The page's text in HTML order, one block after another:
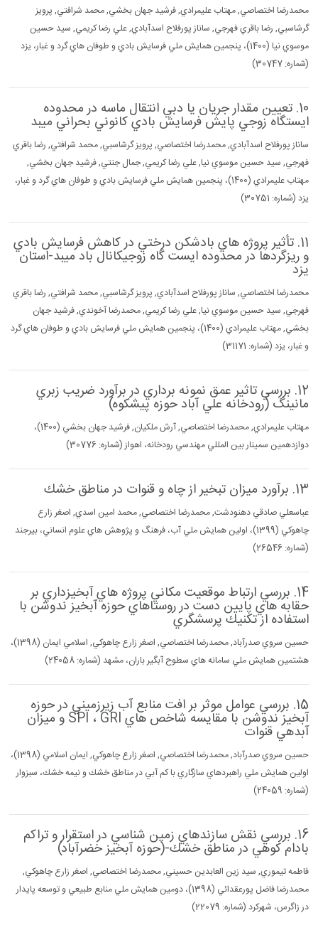
محمدرضا اختصاصي, مهتاب عليمرادي, فرشيد جهان بخشي, محمد شرافتي, پرويز
گرشاسبي, رضا باقري فهرجي, ساناز پورفلاح اسدآبادي, علي رضا كريمي, سيد حسين
موسوي نيا (1400)، پنجمين همايش ملي فرسايش بادي و طوفان هاي گرد و غبار، يزد
(شماره: 30747)
10. تعيين مقدار جريان يا دبي انتقال ماسه در محدوده
ايستگاه زوجي پايش فرسايش بادي كانوني بحراني ميبد
ساناز پورفلاح اسدآبادي, محمدرضا اختصاصي, پرويز گرشاسبي, محمد شرافتي, رضا باقري
فهرجي, سيد حسين موسوي نيا, علي رضا كريمي, جمال جنتي, فرشيد جهان بخشي,
مهتاب عليمرادي (1400)، پنجمين همايش ملي فرسايش بادي و طوفان هاي گرد و غبار،
يزد (شماره: 30751)
11. تأثير پروژه هاي بادشكن درختي در كاهش فرسايش بادي
و ريزگردها در محدوده ايست گاه زوجيكانال باد ميبد-استان
يزد
محمدرضا اختصاصي, ساناز پورفلاح اسدآبادي, پرويز گرشاسبي, محمد شرافتي, رضا باقري
فهرجي, سيد حسين موسوي نيا, علي رضا كريمي, محمدرضا آخوندي, فرشيد جهان
بخشي, مهتاب عليمرادي (1400)، پنجمين همايش ملي فرسايش بادي و طوفان هاي گرد
و غبار، يزد (شماره: 31171)
12. بررسي تاثير عمق نمونه برداري در برآورد ضريب زبري
مانينگ (رودخانه علي آباد حوزه پيشكوه)
مهتاب عليمرادي, محمدرضا اختصاصي, آرش ملكيان, فرشيد جهان بخشي (1400)،
دوازدهمين سمينار بين المللي مهندسي رودخانه، اهواز (شماره: 30776)
13. برآورد ميزان تبخير از چاه و قنوات در مناطق خشك
عباسعلي صادقي دهنودشت, محمدرضا اختصاصي, محمد امين اسدي, اصغر زارع
چاهوكي (1399)، اولين همايش ملي آب، فرهنگ و پژوهش هاي علوم انساني، بيرجند
(شماره: 26546)
14. بررسي ارتباط موقعيت مكاني پروژه هاي آبخيزداري بر
حقابه هاي پايين دست در روستاهاي حوزه آبخيز ندوشن با
استفاده از تكنيك پرسشگري
حسين سروي صدرآباد, محمدرضا اختصاصي, اصغر زارع چاهوكي, اسلامي ايمان (1398)،
هشتمين همايش ملي سامانه هاي سطوح آبگير باران، مشهد (شماره: 24058)
15. بررسي عوامل موثر بر افت منابع آب زيرزميني در حوزه
آبخيز ندوشن با مقايسه شاخص هاي SPI ، GRI و ميزان
آبدهي قنوات
حسين سروي صدرآباد, محمدرضا اختصاصي, اصغر زارع چاهوكي, ايمان اسلامي (1398)،
اولين همايش ملي راهبردهاي سازگاري با كم آبي در مناطق خشك و نيمه خشك، سبزوار
(شماره: 24059)
16. بررسي نقش سازندهاي زمين شناسي در استقرار و تراكم
بادام كوهي در مناطق خشك-(حوزه آبخيز خضرآباد)
فاطمه تيموري, سيد زين العابدين حسيني, محمدرضا اختصاصي, اصغر زارع چاهوكي,
محمدرضا فاضل پورعقدائي (1398)، دومين همايش ملي منابع طبيعي و توسعه پايدار
در زاگرس، شهركرد (شماره: 22079)